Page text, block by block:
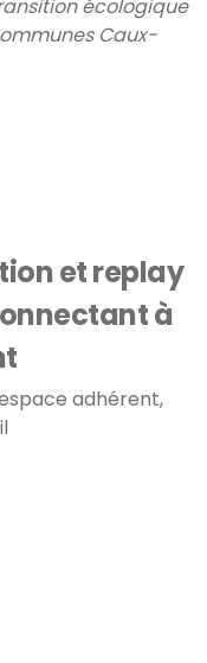
écologique
Caux-
et replay
à
adhérent,